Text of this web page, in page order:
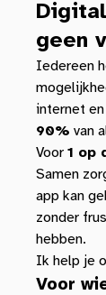
geen
Iedereen
internet
90% van
Voor 1 op
Samen
app kan
zonder
hebben.
Ik help je
Voor